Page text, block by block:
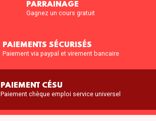
PARRAINAGE
Gagnez un cours gratuit
PAIEMENTS SÉCURISÉS
Paiement via paypal et virement bancaire
PAIEMENT CÉSU
Paiement chèque emploi service universel